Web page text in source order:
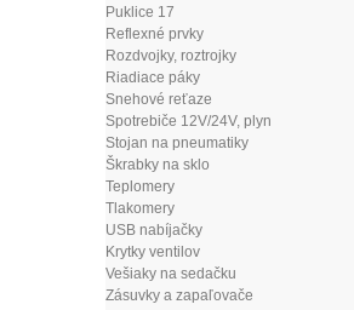
Puklice 17
Reflexné prvky
Rozdvojky, roztrojky
Riadiace páky
Snehové reťaze
Spotrebiče 12V/24V, plyn
Stojan na pneumatiky
Škrabky na sklo
Teplomery
Tlakomery
USB nabíjačky
Krytky ventilov
Vešiaky na sedačku
Zásuvky a zapaľovače